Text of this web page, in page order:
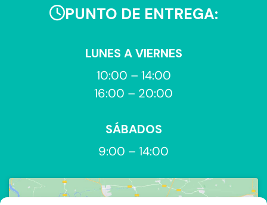
PUNTO DE ENTREGA:
LUNES A VIERNES
10:00 – 14:00
16:00 – 20:00
SÁBADOS
9:00 – 14:00